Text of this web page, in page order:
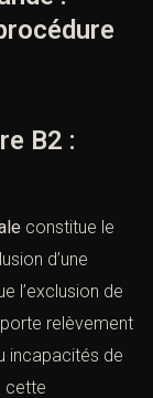
:
constitue le
d’une
l’exclusion